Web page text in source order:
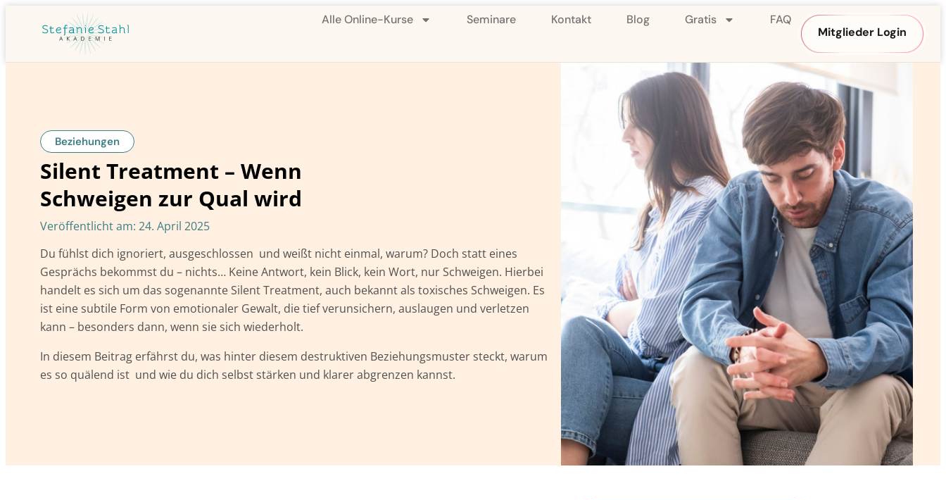
Alle Online-Kurse Seminare Kontakt Blog Gratis
FAQ
Mitglieder Login
Beziehungen
Silent Treatment – Wenn
Schweigen zur Qual wird
Veröffentlicht am: 24. April 2025
Du fühlst dich ignoriert, ausgeschlossen und weißt nicht einmal, warum? Doch statt eines
Gesprächs bekommst du – nichts… Keine Antwort, kein Blick, kein Wort, nur Schweigen. Hierbei
handelt es sich um das sogenannte Silent Treatment, auch bekannt als toxisches Schweigen. Es
ist eine subtile Form von emotionaler Gewalt, die tief verunsichern, auslaugen und verletzen
kann – besonders dann, wenn sie sich wiederholt.
In diesem Beitrag erfährst du, was hinter diesem destruktiven Beziehungsmuster steckt, warum
es so quälend ist und wie du dich selbst stärken und klarer abgrenzen kannst.